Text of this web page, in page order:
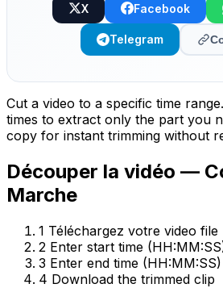
X Facebook
Telegram
Cut a video to a specific time
times to extract only the part you
copy for instant trimming without
Découper la vidéo —
Marche
1 Téléchargez votre video file
2 Enter start time
3 Enter end time (HH:MM:SS)
4 Download the trimmed clip